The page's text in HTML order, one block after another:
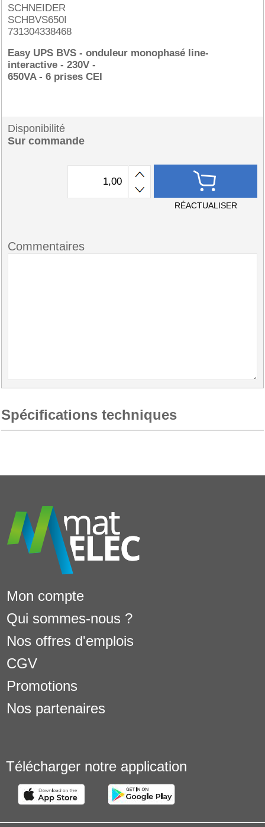
SCHNEIDER
SCHBVS650I
731304338468
Easy UPS BVS - onduleur monophasé line-
interactive - 230V -
650VA - 6 prises CEI
Disponibilité
Sur commande
RÉACTUALISER
Commentaires
Spécifications techniques
Mon compte
Qui sommes-nous ?
Nos offres d'emplois
CGV
Promotions
Nos partenaires
Télécharger notre application